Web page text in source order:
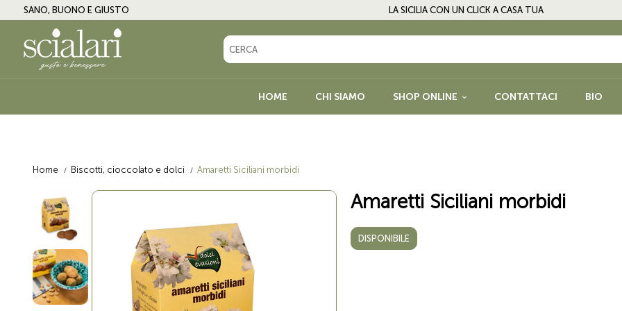
SANO, BUONO E GIUSTO LA SICILIA CON UN CLICK A CASA TUA
HOME CHI SIAMO SHOP ONLINE
ANTIPASTI, CONTORNI E
CONDIMENTI
CREME DOLCI, CONFETTURE E
DOLCI
BIRRA E BEVANDE VINO, AMARI E LIQUORI
CONTATTACI BIO
Home Biscotti, cioccolato e dolci Amaretti Siciliani morbidi
Amaretti Siciliani morbidi
DISPONIBILE